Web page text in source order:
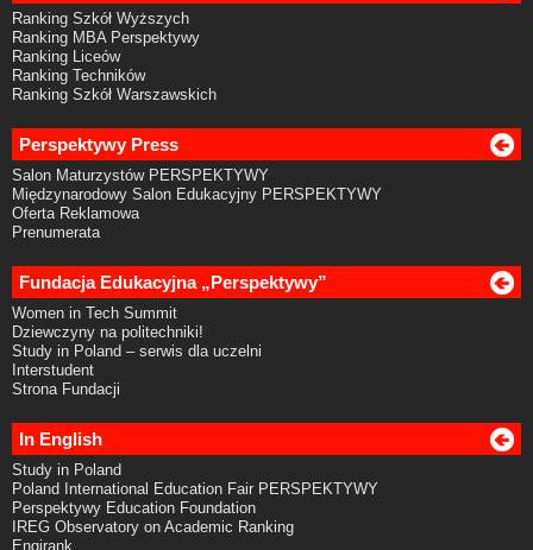
Ranking Szkół Wyższych
Ranking MBA Perspektywy
Ranking Liceów
Ranking Techników
Ranking Szkół Warszawskich
Perspektywy Press
Salon Maturzystów PERSPEKTYWY
Międzynarodowy Salon Edukacyjny PERSPEKTYWY
Oferta Reklamowa
Prenumerata
Fundacja Edukacyjna „Perspektywy”
Women in Tech Summit
Dziewczyny na politechniki!
Study in Poland – serwis dla uczelni
Interstudent
Strona Fundacji
In English
Study in Poland
Poland International Education Fair PERSPEKTYWY
Perspektywy Education Foundation
IREG Observatory on Academic Ranking
Engirank